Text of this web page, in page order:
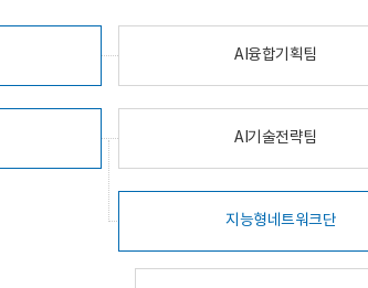
AI융합기획팀
AI기술전략팀
지능형네트워크단